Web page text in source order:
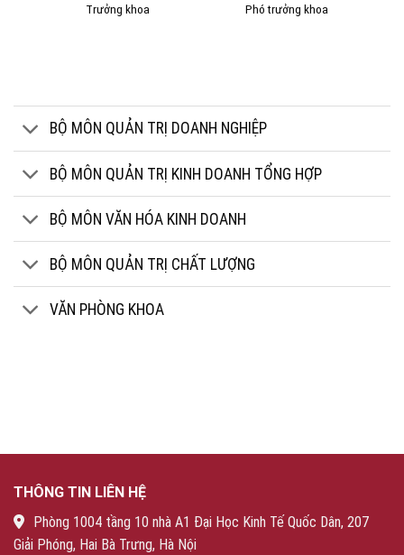
Trưởng khoa Phó trưởng khoa
BỘ MÔN QUẢN TRỊ DOANH NGHIỆP
BỘ MÔN QUẢN TRỊ KINH DOANH TỔNG HỢP
BỘ MÔN VĂN HÓA KINH DOANH
BỘ MÔN QUẢN TRỊ CHẤT LƯỢNG
VĂN PHÒNG KHOA
THÔNG TIN LIÊN HỆ
Phòng 1004 tầng 10 nhà A1 Đại Học Kinh Tế Quốc Dân, 207
Giải Phóng, Hai Bà Trưng, Hà Nội